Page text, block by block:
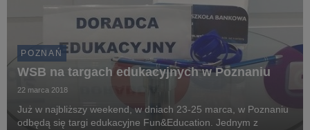
POZNAŃ
WSB na targach edukacyjnych w Poznaniu
22 marca 2018
Już w najbliższy weekend, w dniach 23-25 marca, w Poznaniu
odbędą się targi edukacyjne Fun&Education. Jednym z